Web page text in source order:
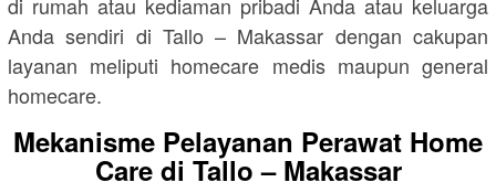
Anda sendiri di Tallo – Makassar dengan cakupan
layanan meliputi homecare medis maupun general
homecare.
Mekanisme Pelayanan Perawat Home
Care di Tallo – Makassar